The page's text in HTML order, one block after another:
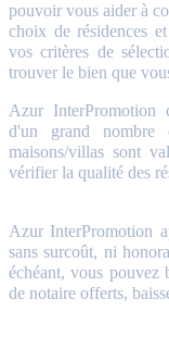
pouvoir vous aider à
choix de résidences
vos critères de
trouver le bien que
Azur InterPromotion
d'un grand nombre
maisons/villas sont
vérifier la qualité des
Azur InterPromotion
sans surcoût, ni
échéant, vous pouvez
de notaire offerts,